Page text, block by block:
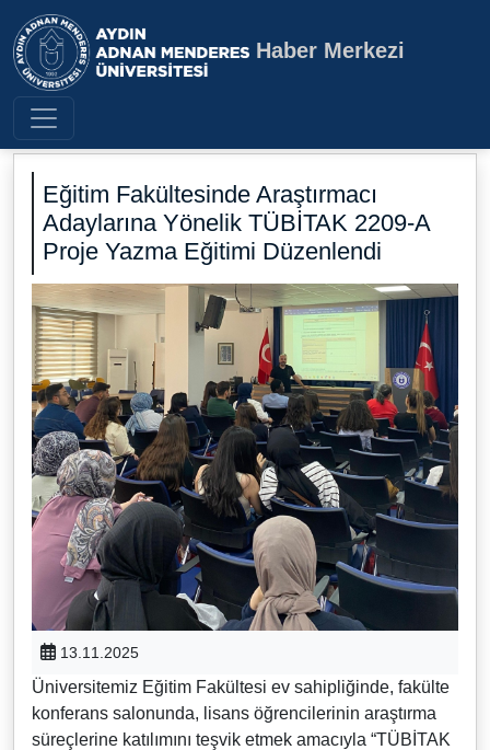
Aydın Adnan Menderes
Haber Merkezi
Eğitim Fakültesinde Araştırmacı
Adaylarına Yönelik TÜBİTAK 2209-A
Proje Yazma Eğitimi Düzenlendi
13.11.2025
Üniversitemiz Eğitim Fakültesi ev sahipliğinde, fakülte
konferans salonunda, lisans öğrencilerinin araştırma
süreçlerine katılımını teşvik etmek amacıyla “TÜBİTAK